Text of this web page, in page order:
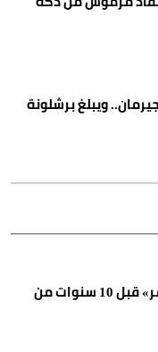
ويبلغ برشلونة
تحليل دم يكشف الـ«ألزهايمر» قبل 10 سنوات من